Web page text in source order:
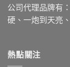
公司代理品牌有
硬、一炮到天亮
熱點關注